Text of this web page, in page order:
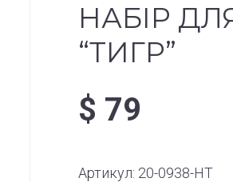
НАБІР
“ТИГР”
$ 79
Артикул: 20-0938-НТ